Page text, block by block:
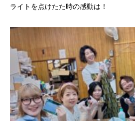
ライトを点けたた時の感動は！